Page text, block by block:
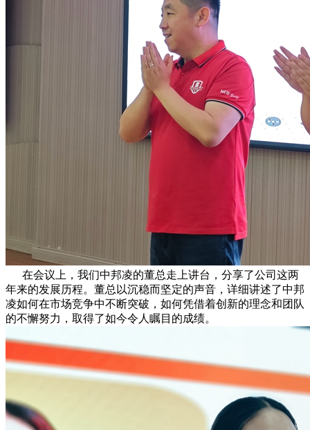
在会议上，我们中邦凌的董总走上讲台，分享了公司这两
年来的发展历程。董总以沉稳而坚定的声音，详细讲述了中邦
凌如何在市场竞争中不断突破，如何凭借着创新的理念和团队
的不懈努力，取得了如今令人瞩目的成绩。